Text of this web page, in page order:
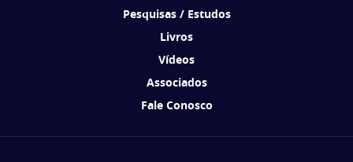
Pesquisas / Estudos
Livros
Vídeos
Associados
Fale Conosco